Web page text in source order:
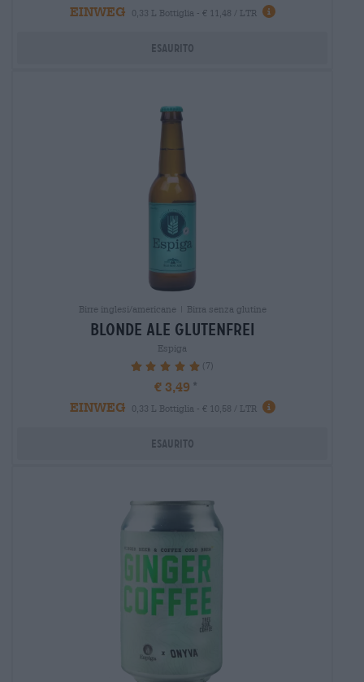
EINWEG
0,33 L Bottiglia - € 11,48 / LTR
Esaurito
Birre inglesi/americane | Birra senza glutine
blonde ale glutenfrei
Espiga
100% (7)
€ 3,49
EINWEG
0,33 L Bottiglia - € 10,58 / LTR
Esaurito